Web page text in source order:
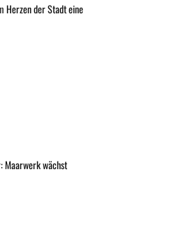
Herzen der Stadt eine
Maarwerk wächst